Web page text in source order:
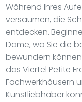
Während Ihres
versäumen, die
entdecken.
Dame, wo Sie die
bewundern
das Viertel Petite
Fachwerkhäusern
Kunstliebhaber